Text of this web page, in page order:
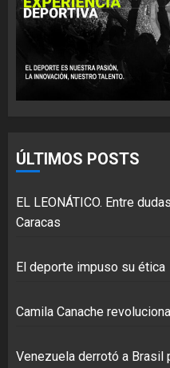
ÚLTIMOS POSTS
EL LEONÁTICO. Entre
Caracas
El deporte impuso su ética
Camila Canache
Venezuela derrotó a Brasil